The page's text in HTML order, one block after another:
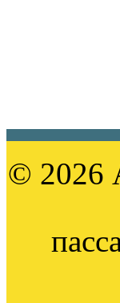
© 2026